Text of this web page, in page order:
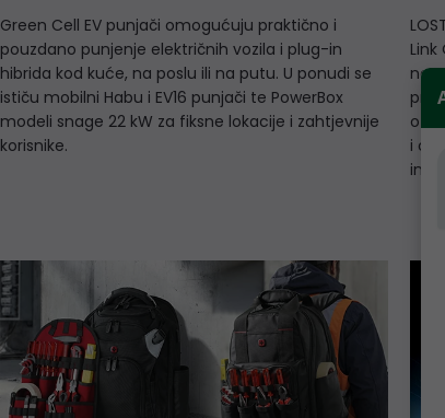
Green Cell EV punjači omogućuju praktično i
pouzdano punjenje električnih vozila i plug-in
hibrida kod kuće, na poslu ili na putu. U ponudi se
ističu mobilni Habu i EV16 punjači te PowerBox
modeli snage 22 kW za fiksne lokacije i zahtjevnije
korisnike.
o
i